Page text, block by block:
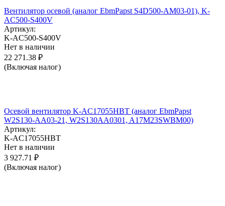
Вентилятор осевой (аналог EbmPapst S4D500-AM03-01), K-
AC500-S400V
Артикул:
K-AC500-S400V
Нет в наличии
22 271.38 ₽
(Включая налог)
Осевой вентилятор K-AC17055HBT (аналог EbmPapst
W2S130-AA03-21, W2S130AA0301, A17M23SWBM00)
Артикул:
K-AC17055HBT
Нет в наличии
3 927.71 ₽
(Включая налог)